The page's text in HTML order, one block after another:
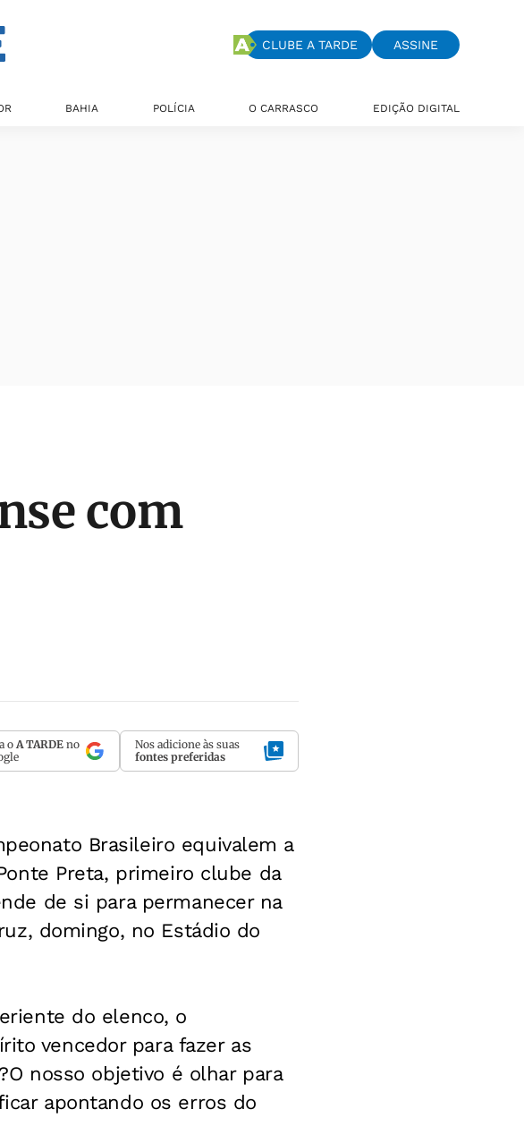
CLUBE A TARDE ASSINE
BAHIA POLÍCIA O CARRASCO EDIÇÃO DIGITAL
com
oA TARDE no
Nos adicione às suas
fontes preferidas
Brasileiro equivalem a
Preta, primeiro clube da
de si para permanecer na
domingo, no Estádio do
do elenco, o
vencedor para fazer as
nosso objetivo é olhar para
apontando os erros do